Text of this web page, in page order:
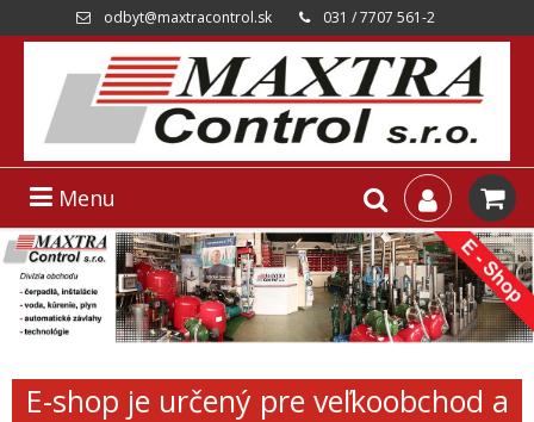
odbyt@maxtracontrol.sk 031 / 7707 561-2
Menu
E-shop je určený pre veľkoobchod a